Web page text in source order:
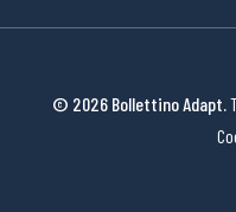
© 2026 Bollettino Adapt.